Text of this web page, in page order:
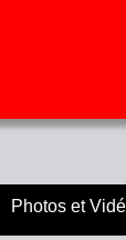
Photos et